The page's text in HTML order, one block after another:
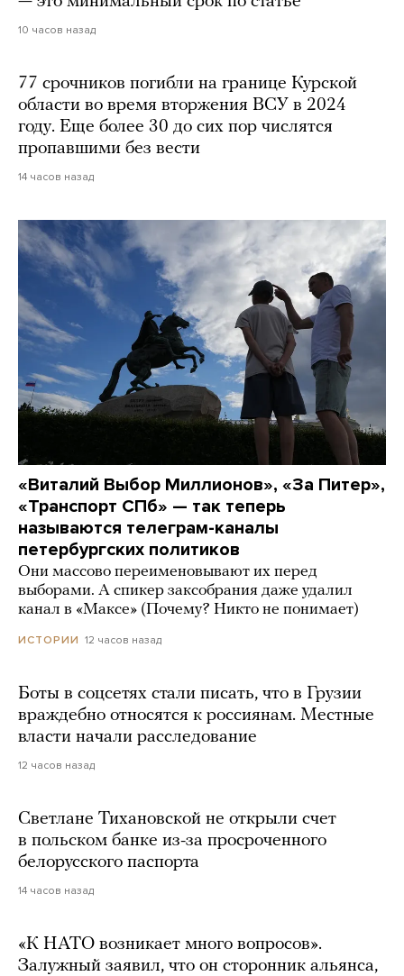
10 часов назад
77 срочников погибли на границе Курской
области во время вторжения ВСУ в 2024
году. Еще более 30 до сих пор числятся
пропавшими без вести
14 часов назад
«Виталий Выбор Миллионов», «За Питер»,
«Транспорт СПб» — так теперь
называются телеграм-каналы
петербургских политиков
Они массово переименовывают их перед
выборами. А спикер заксобрания даже удалил
канал в «Максе» (Почему? Никто не понимает)
ИСТОРИИ 12 часов назад
Боты в соцсетях стали писать, что в Грузии
враждебно относятся к россиянам. Местные
власти начали расследование
12 часов назад
Светлане Тихановской не открыли счет
в польском банке из-за просроченного
белорусского паспорта
14 часов назад
«К НАТО возникает много вопросов».
Залужный заявил, что он сторонник альянса,